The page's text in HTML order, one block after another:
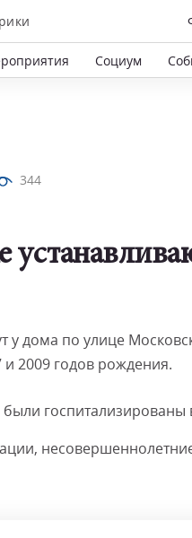
Социум
344
у дома по улице
и 2009 годов рождения.
были